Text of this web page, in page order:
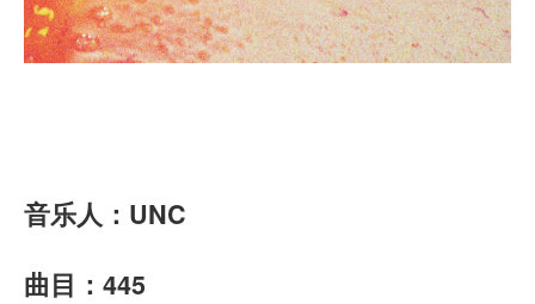
音乐人： UNC
曲目：445